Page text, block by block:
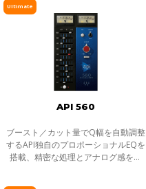
Ultimate
API 560
ブースト／カット量でQ幅を自動調整
するAPI独自のプロポーショナルEQを
搭載、精密な処理とアナログ感を兼